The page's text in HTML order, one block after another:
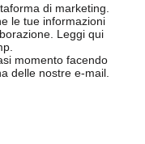
di marketing.
le tue informazioni
Leggi qui
momento facendo
delle nostre e-mail.